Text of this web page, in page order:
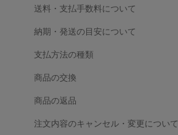
送料・支払手数料について
納期・発送の目安について
支払方法の種類
商品の交換
商品の返品
注文内容のキャンセル・変更について